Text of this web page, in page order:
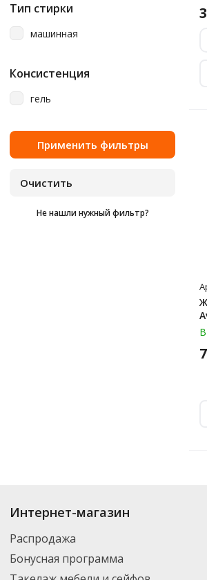
Тип стирки
машинная
Консистенция
гель
Не нашли нужный фильтр?
Купить
. В
выбрать нужный товар и добавить его в
транспортной компанией DPD. Для
Интернет-магазин
Распродажа
Бонусная программа